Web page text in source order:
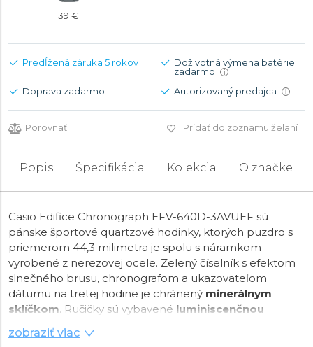
139 €
Predĺžená záruka 5 rokov
Doživotná výmena batérie
zadarmo
i
Doprava zadarmo Autorizovaný predajca i
Porovnať Pridať do zoznamu želaní
Popis Špecifikácia Kolekcia O značke
Casio Edifice Chronograph EFV-640D-3AVUEF sú
pánske športové quartzové hodinky, ktorých puzdro s
priemerom 44,3 milimetra je spolu s náramkom
vyrobené z nerezovej ocele. Zelený číselník s efektom
slnečného brusu, chronografom a ukazovateľom
dátumu na tretej hodine je chránený minerálnym
sklíčkom. Ručičky sú vybavené luminiscenčnou
vrstvou, ktorá po nasvietení zaisťuje lepšiu čitateľnosť za
zhoršených svetelných podmienok. Hodinky s
zobraziť viac